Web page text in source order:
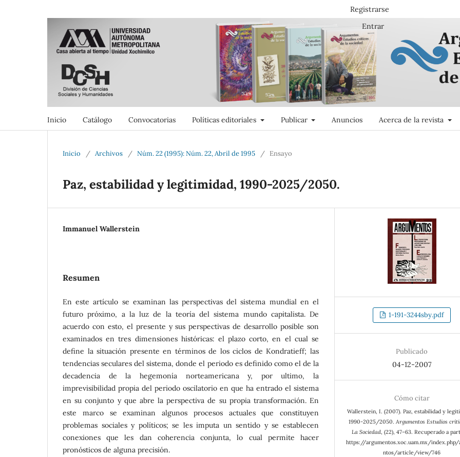
Inicio Catálogo Convocatorias Políticas editoriales Publicar Anuncios Acerca de la revista
Registrarse
Entrar
Inicio / Archivos / Núm. 22 (1995): Núm. 22, Abril de 1995 / Ensayo
Paz, estabilidad y legitimidad, 1990-2025/2050.
Immanuel Wallerstein
Resumen
En este artículo se examinan las perspectivas del sistema mundial en el
futuro próximo, a la luz de la teoría del sistema mundo capitalista. De
acuerdo con esto, el presente y sus perspectivas de desarrollo posible son
examinados en tres dimensiones históricas: el plazo corto, en el cual se
define la situación presente en términos de los ciclos de Kondratieff; las
tendencias seculares del sistema, donde el periodo es definido como el de la
decadencia de la hegemonía norteamericana y, por ultimo, la
imprevisibilidad propia del periodo oscilatorio en que ha entrado el sistema
en su conjunto y que abre la perspectiva de su propia transformación. En
este marco se examinan algunos procesos actuales que constituyen
problemas sociales y políticos; se les imputa un sentido y se establecen
conexiones que les dan coherencia conjunta, lo cual permite hacer
pronósticos de alguna precisión.
1-191-3244sby.pdf
Publicado
04-12-2007
Cómo citar
Wallerstein, I. (2007). Paz, estabilidad y
1990-2025/2050. Argumentos Estudios
La Sociedad, (22), 47–63. Recuperado a
https://argumentos.xoc.uam.mx/index.php/
ntos/article/view/746